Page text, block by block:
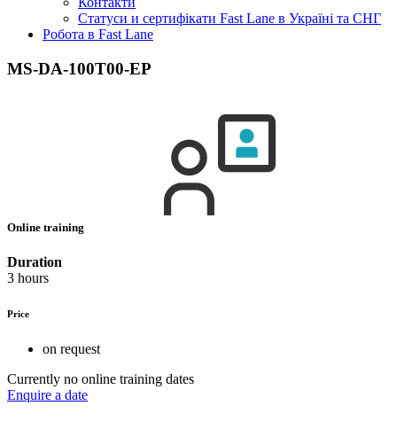
Статуси и сертифікати Fast Lane в Україні та СНГ
Робота в Fast Lane
MS-DA-100T00-EP
Online training
Duration
3 hours
Price
on request
Currently no online training dates
Enquire a date